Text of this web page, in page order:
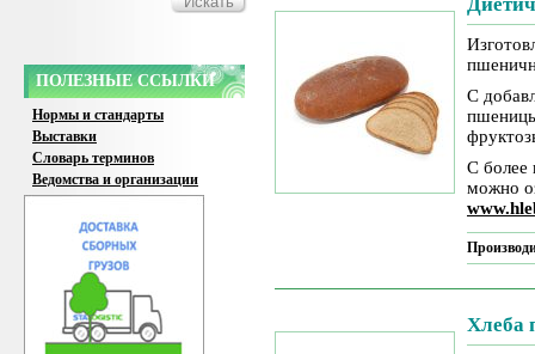
ПОЛЕЗНЫЕ ССЫЛКИ
Нормы и стандарты
Выставки
Словарь терминов
Ведомства и организации
С
С более
можно
Хлеба